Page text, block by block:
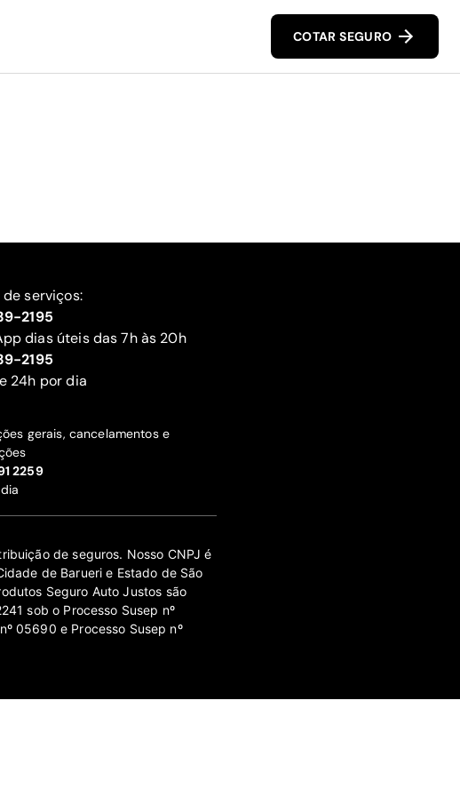
COTAR SEGURO
serviços:
2195
dias úteis das 7h às 20h
2195
24h por dia
gerais, cancelamentos e
2259
de seguros. Nosso CNPJ é
de Barueri e Estado de São
Seguro Auto Justos são
sob o Processo Susep nº
05690 e Processo Susep nº